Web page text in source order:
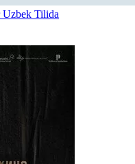
Uzbek Tilida